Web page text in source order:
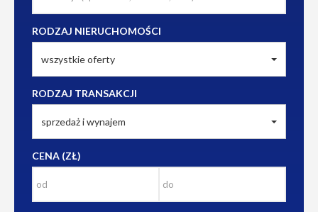
RODZAJ NIERUCHOMOŚCI
wszystkie oferty
RODZAJ TRANSAKCJI
sprzedaż i wynajem
CENA (ZŁ)